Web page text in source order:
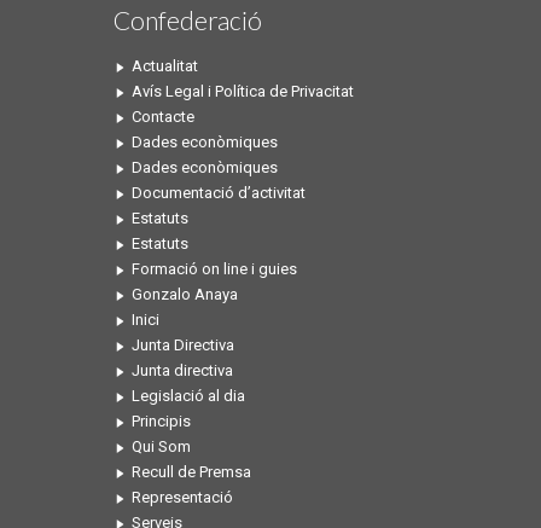
Confederació
Actualitat
Avís Legal i Política de Privacitat
Contacte
Dades econòmiques
Dades econòmiques
Documentació d’activitat
Estatuts
Estatuts
Formació on line i guies
Gonzalo Anaya
Inici
Junta Directiva
Junta directiva
Legislació al dia
Principis
Qui Som
Recull de Premsa
Representació
Serveis